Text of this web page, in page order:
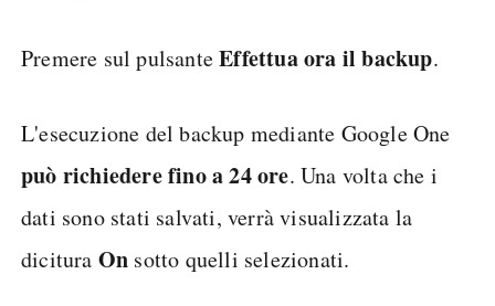
Premere sul pulsanteEffettua ora il backup.
L'esecuzione del backup mediante Google One
può richiedere fino a 24 ore. Una volta che i
dati sono stati salvati, verrà visualizzata la
dicitura On sotto quelli selezionati.